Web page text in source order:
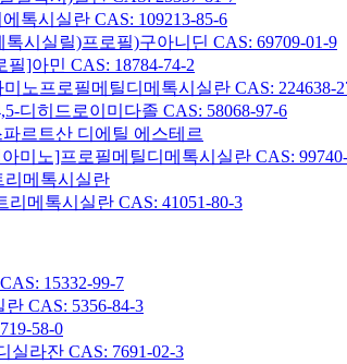
톡시실란 CAS: 109213-85-6
시실릴)프로필)구아니딘 CAS: 69709-01-9
]아민 CAS: 18784-74-2
노프로필메틸디메톡시실란 CAS: 224638-
디히드로이미다졸 CAS: 58068-97-6
르트산 디에틸 에스테르
미노]프로필메틸디메톡시실란 CAS:
리메톡시실란
메톡시실란 CAS: 41051-80-3
15332-99-7
CAS: 5356-84-3
58-0
실라잔 CAS: 7691-02-3